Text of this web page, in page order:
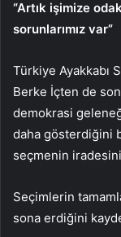
“Artık işimize
sorunlarımız var”
Türkiye Ayakkabı
Berke İçten de
demokrasi
daha gösterdiğini
seçmenin
Seçimlerin
sona erdiğini